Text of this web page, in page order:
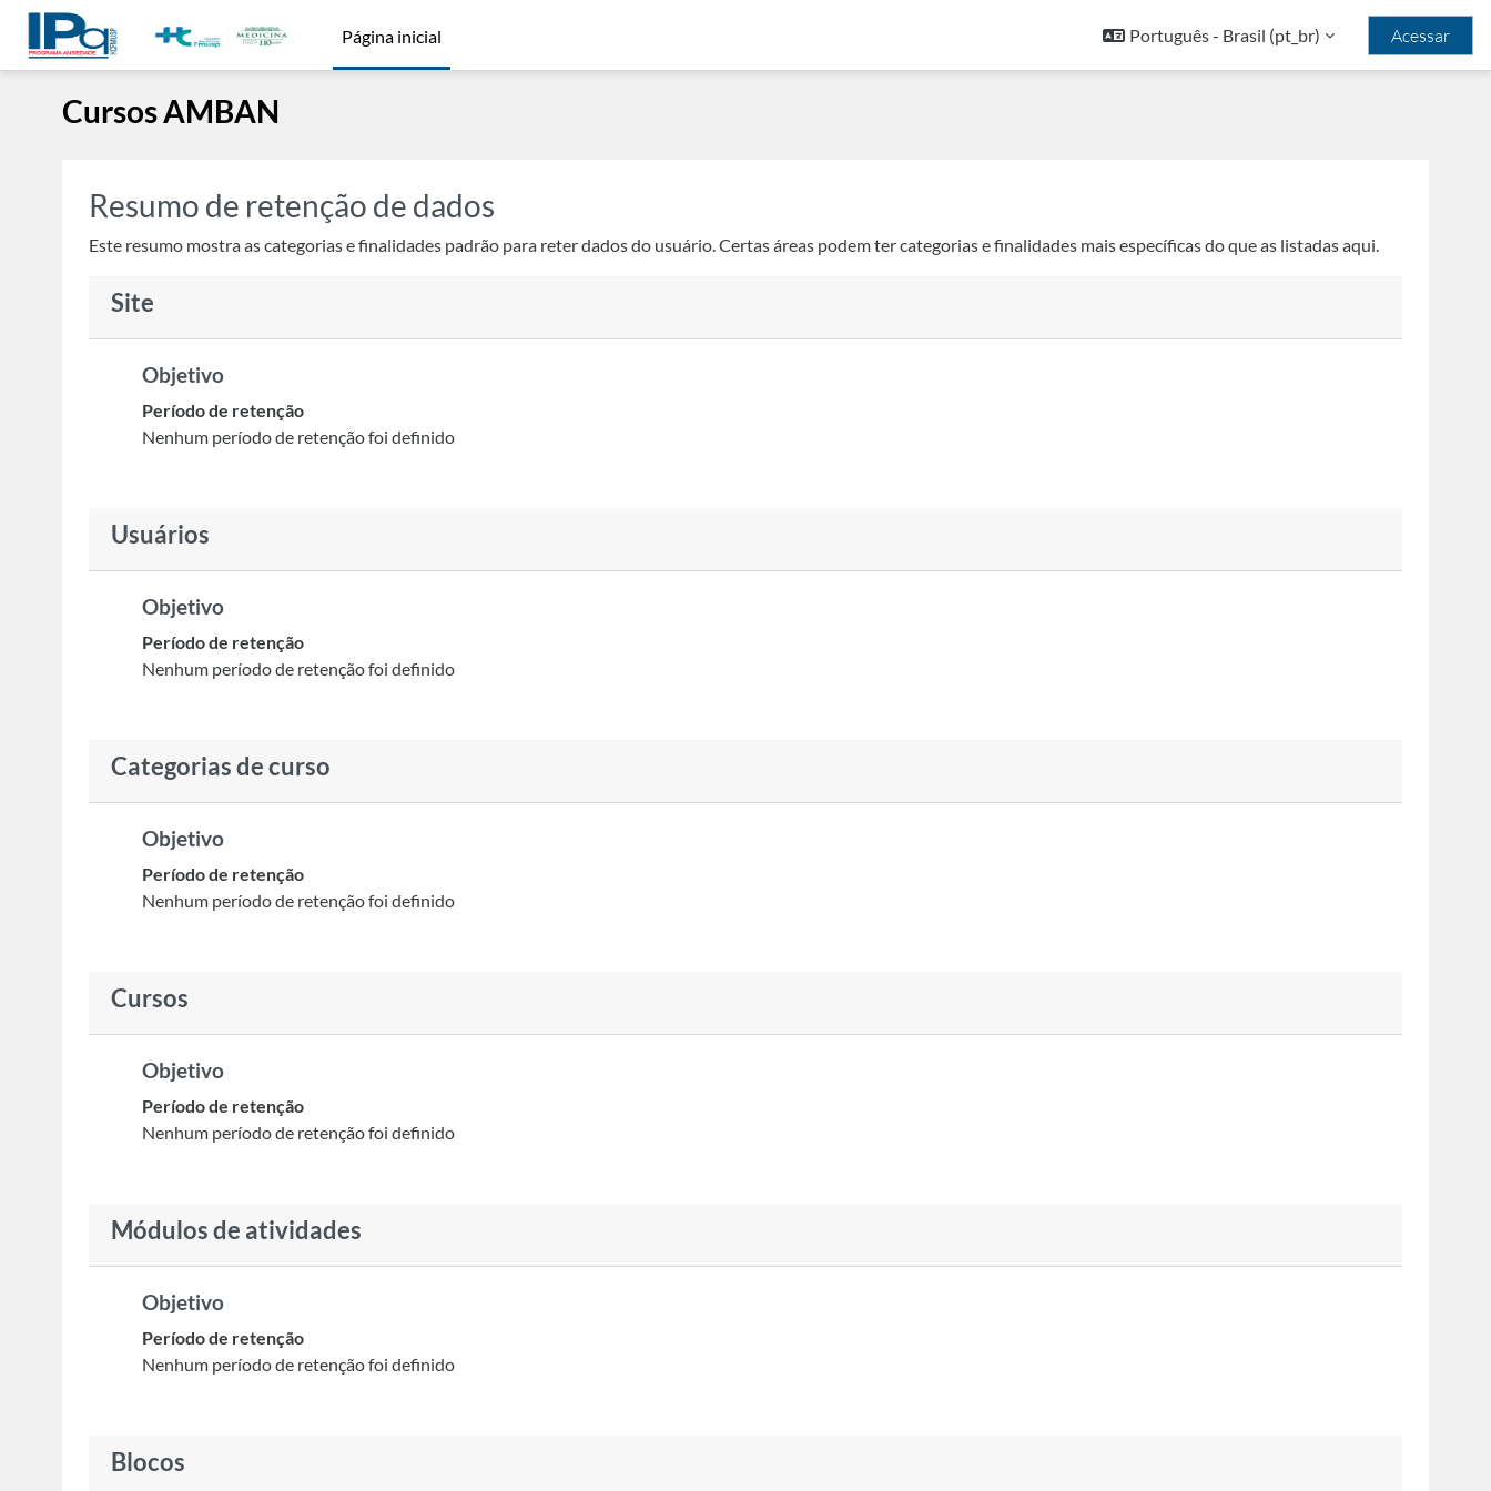
Ir para o conteúdo principal
Página inicial
Português - Brasil ‎(pt_br)‎ Acessar
Cursos AMBAN
Resumo de retenção de dados
Este resumo mostra as categorias e finalidades padrão para reter dados do usuário. Certas áreas podem ter categorias e finalidades mais específicas do que as listadas aqui.
Site
Objetivo
Período de retenção
Nenhum período de retenção foi definido
Usuários
Objetivo
Período de retenção
Nenhum período de retenção foi definido
Categorias de curso
Objetivo
Período de retenção
Nenhum período de retenção foi definido
Cursos
Objetivo
Período de retenção
Nenhum período de retenção foi definido
Módulos de atividades
Objetivo
Período de retenção
Nenhum período de retenção foi definido
Blocos